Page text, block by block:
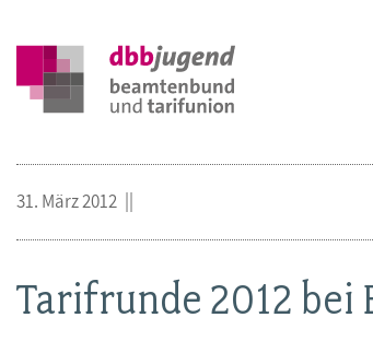
Tarifrunde 2012
31. März 2012